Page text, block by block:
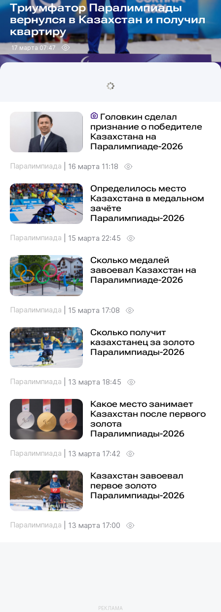
Триумфатор Паралимпиады
вернулся в Казахстан и получил
квартиру
17 марта 07:47
признание о победителе
Казахстана на
Паралимпиаде-2026
Паралимпиада 16 марта 11:18
Определилось место
Казахстана в медальном
зачёте
Паралимпиады-2026
Паралимпиада 15 марта 22:45
Сколько медалей
завоевал Казахстан на
Паралимпиаде-2026
Паралимпиада 15 марта 17:08
Сколько получит
казахстанец за золото
Паралимпиады-2026
Паралимпиада 13 марта 18:45
Какое место занимает
Казахстан после первого
золота
Паралимпиады-2026
Паралимпиада 13 марта 17:42
Казахстан завоевал
первое золото
Паралимпиады-2026
Паралимпиада 13 марта 17:00
РЕКЛАМА